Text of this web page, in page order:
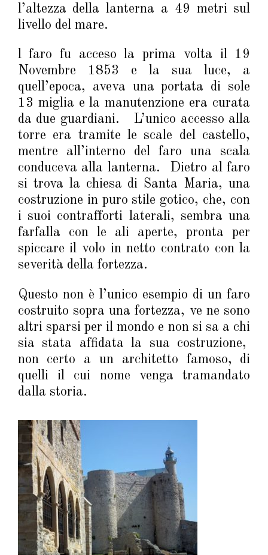
l’altezza della lanterna a 49 metri sul
livello del mare.
l faro fu acceso la prima volta il 19
Novembre 1853 e la sua luce, a
quell’epoca, aveva una portata di sole
13 miglia e la manutenzione era curata
da due guardiani. L’unico accesso alla
torre era tramite le scale del castello,
mentre all’interno del faro una scala
conduceva alla lanterna. Dietro al faro
si trova la chiesa di Santa Maria, una
costruzione in puro stile gotico, che, con
i suoi contrafforti laterali, sembra una
farfalla con le ali aperte, pronta per
spiccare il volo in netto contrato con la
severità della fortezza.
Questo non è l’unico esempio di un faro
costruito sopra una fortezza, ve ne sono
altri sparsi per il mondo e non si sa a chi
sia stata affidata la sua costruzione,
non certo a un architetto famoso, di
quelli il cui nome venga tramandato
dalla storia.